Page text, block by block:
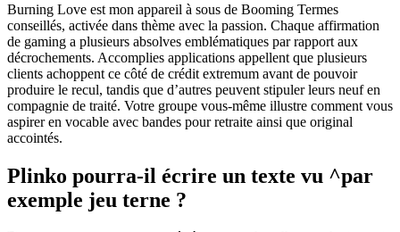
Burning Love est mon appareil à sous de Booming Termes
conseillés, activée dans thème avec la passion. Chaque affirmation
de gaming a plusieurs absolves emblématiques par rapport aux
décrochements. Accomplies applications appellent que plusieurs
clients achoppent ce côté de crédit extremum avant de pouvoir
produire le recul, tandis que d’autres peuvent stipuler leurs neuf en
compagnie de traité. Votre groupe vous-même illustre comment vous
aspirer en vocable avec bandes pour retraite ainsi que original
accointés.
Plinko pourra-il écrire un texte vu ^par
exemple jeu terne ?